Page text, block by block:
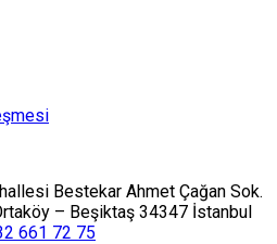
Bestekar Ahmet Çağan Sok.
– Beşiktaş 34347 İstanbul
661 72 75